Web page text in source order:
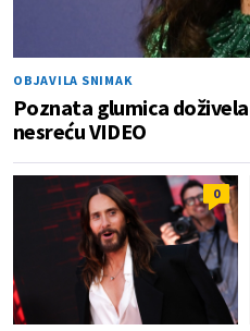
OBJAVILA SNIMAK
Poznata glumica
nesreću VIDEO
0